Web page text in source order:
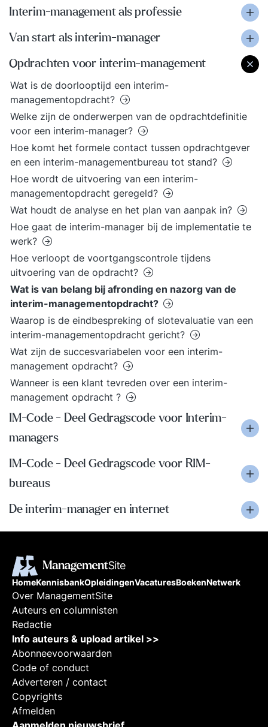
Interim-management als professie
Van start als interim-manager
Opdrachten voor interim-management
Wat is de doorlooptijd een interim-
managementopdracht?
Welke zijn de onderwerpen van de opdrachtdefinitie
voor een interim-manager?
Hoe komt het formele contact tussen opdrachtgever
en een interim-managementbureau tot stand?
Hoe wordt de uitvoering van een interim-
managementopdracht geregeld?
Wat houdt de analyse en het plan van aanpak in?
Hoe gaat de interim-manager bij de implementatie te
werk?
Hoe verloopt de voortgangscontrole tijdens
uitvoering van de opdracht?
Wat is van belang bij afronding en nazorg van de
interim-managementopdracht?
Waarop is de eindbespreking of slotevaluatie van een
interim-managementopdracht gericht?
Wat zijn de succesvariabelen voor een interim-
management opdracht?
Wanneer is een klant tevreden over een interim-
management opdracht ?
IM-Code - Deel Gedragscode voor Interim-
managers
IM-Code - Deel Gedragscode voor RIM-
bureaus
De interim-manager en internet
HomeKennisbankOpleidingenVacaturesBoekenNetwerk
Over ManagementSite
Auteurs en columnisten
Redactie
Info auteurs & upload artikel >>
Abonneevoorwaarden
Code of conduct
Adverteren / contact
Copyrights
Afmelden